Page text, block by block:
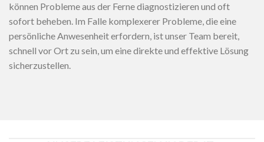
können Probleme aus der Ferne diagnostizieren und oft
sofort beheben. Im Falle komplexerer Probleme, die eine
persönliche Anwesenheit erfordern, ist unser Team bereit,
schnell vor Ort zu sein, um eine direkte und effektive Lösung
sicherzustellen.